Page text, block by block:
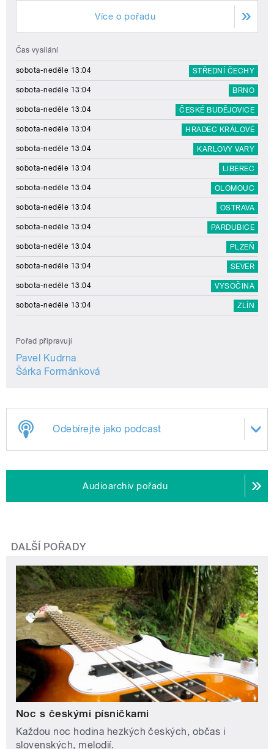
Více o pořadu
Čas vysílání
sobota-neděle 13:04 STŘEDNÍ ČECHY
sobota-neděle 13:04 BRNO
sobota-neděle 13:04 ČESKÉ BUDĚJOVICE
sobota-neděle 13:04 HRADEC KRÁLOVÉ
sobota-neděle 13:04 KARLOVY VARY
sobota-neděle 13:04 LIBEREC
sobota-neděle 13:04 OLOMOUC
sobota-neděle 13:04 OSTRAVA
sobota-neděle 13:04 PARDUBICE
sobota-neděle 13:04 PLZEŇ
sobota-neděle 13:04 SEVER
sobota-neděle 13:04 VYSOČINA
sobota-neděle 13:04 ZLÍN
Pořad připravují
Pavel Kudrna
Šárka Formánková
Odebírejte jako podcast
Audioarchiv pořadu
DALŠÍ POŘADY
Noc s českými písničkami
Každou noc hodina hezkých českých, občas i
slovenských, melodií.